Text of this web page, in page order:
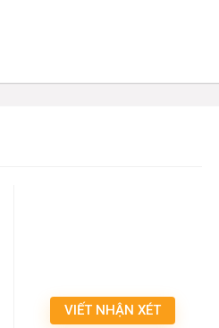
VIẾT NHẬN XÉT